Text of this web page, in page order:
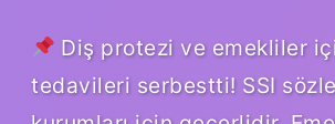
Diş protezi ve emekliler
tedavileri serbestti! SSI